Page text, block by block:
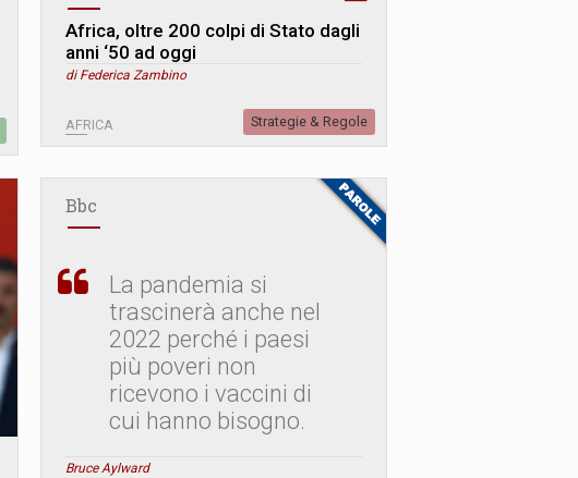
Africa, oltre 200 colpi di Stato dagli
anni ‘50 ad oggi
di Federica Zambino
AFRICA Strategie & Regole
Bbc
La pandemia si
trascinerà anche nel
2022 perché i paesi
più poveri non
ricevono i vaccini di
cui hanno bisogno.
Bruce Aylward